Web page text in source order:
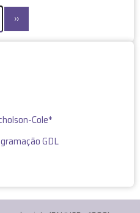
Próxima
página
››
Cole*
GDL